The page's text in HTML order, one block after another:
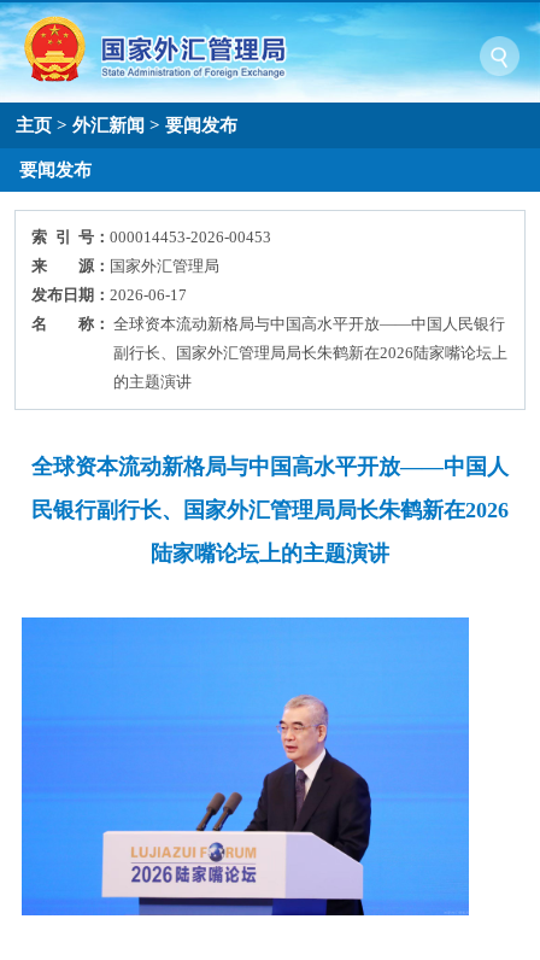
主页 >外汇新闻 >要闻发布
要闻发布
索 引 号：000014453-2026-00453
来 源： 国家外汇管理局
发布日期：2026-06-17
名 称： 全球资本流动新格局与中国高水平开放——中国人民银行
副行长、国家外汇管理局局长朱鹤新在2026陆家嘴论坛上
的主题演讲
全球资本流动新格局与中国高水平开放——中国人
民银行副行长、国家外汇管理局局长朱鹤新在2026
陆家嘴论坛上的主题演讲